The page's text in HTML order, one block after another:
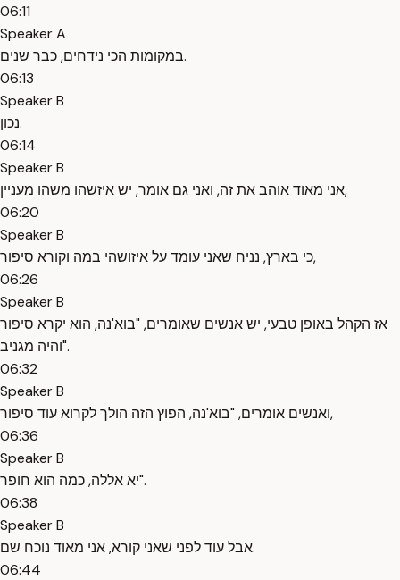
06:11
Speaker A
במקומות הכי נידחים, כבר שנים.
06:13
Speaker B
נכון.
06:14
Speaker B
אני מאוד אוהב את זה, ואני גם אומר, יש איזשהו משהו מעניין,
06:20
Speaker B
כי בארץ, נניח שאני עומד על איזושהי במה וקורא סיפור,
06:26
Speaker B
אז הקהל באופן טבעי, יש אנשים שאומרים, "בוא'נה, הוא יקרא סיפור
והיה מגניב".
06:32
Speaker B
ואנשים אומרים, "בוא'נה, הפוץ הזה הולך לקרוא עוד סיפור,
06:36
Speaker B
יא אללה, כמה הוא חופר".
06:38
Speaker B
אבל עוד לפני שאני קורא, אני מאוד נוכח שם.
06:44